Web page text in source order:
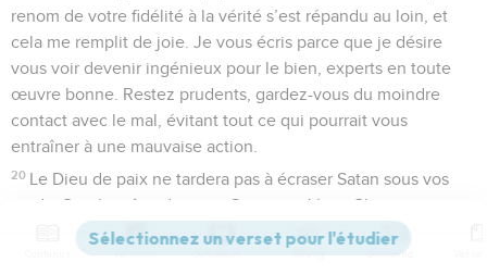
renom de votre fidélité à la vérité s’est répandu au loin, et
cela me remplit de joie. Je vous écris parce que je désire
vous voir devenir ingénieux pour le bien, experts en toute
œuvre bonne. Restez prudents, gardez-vous du moindre
contact avec le mal, évitant tout ce qui pourrait vous
entraîner à une mauvaise action.
20 Le Dieu de paix ne tardera pas à écraser Satan sous vos
pieds. Que la grâce de notre Seigneur Jésus-Christ soit avec
vous tous.
Versions Commentaires Strong